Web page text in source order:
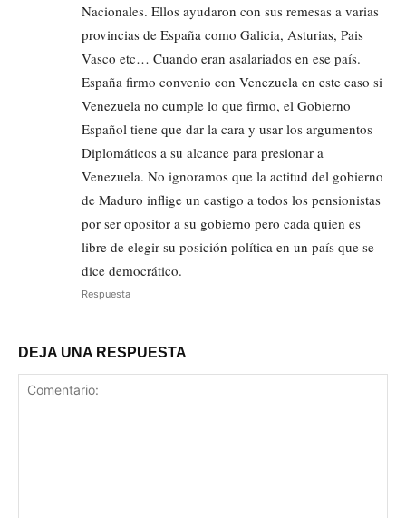
Nacionales. Ellos ayudaron con sus remesas a varias
provincias de España como Galicia, Asturias, Pais
Vasco etc… Cuando eran asalariados en ese país.
España firmo convenio con Venezuela en este caso si
Venezuela no cumple lo que firmo, el Gobierno
Español tiene que dar la cara y usar los argumentos
Diplomáticos a su alcance para presionar a
Venezuela. No ignoramos que la actitud del gobierno
de Maduro inflige un castigo a todos los pensionistas
por ser opositor a su gobierno pero cada quien es
libre de elegir su posición política en un país que se
dice democrático.
Respuesta
DEJA UNA RESPUESTA